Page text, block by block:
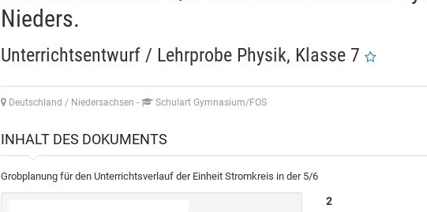
Nieders.
Unterrichtsentwurf / Lehrprobe Physik, Klasse 7
Deutschland / Niedersachsen - Schulart Gymnasium/FOS
INHALT DES DOKUMENTS
Grobplanung für den Unterrichtsverlauf der Einheit Stromkreis in der 5/6
2